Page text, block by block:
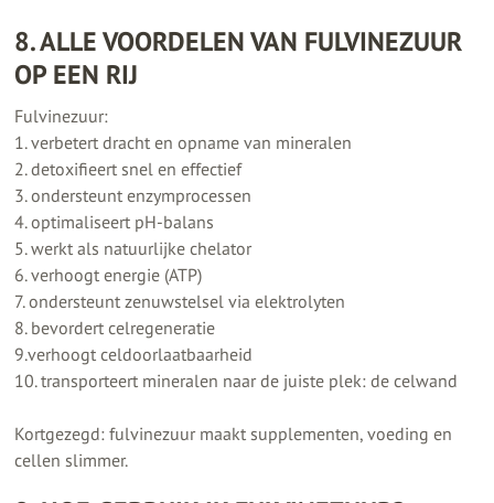
8. ALLE VOORDELEN VAN FULVINEZUUR
OP EEN RIJ
Fulvinezuur:
1. verbetert dracht en opname van mineralen
2. detoxifieert snel en effectief
3. ondersteunt enzymprocessen
4. optimaliseert pH-balans
5. werkt als natuurlijke chelator
6. verhoogt energie (ATP)
7. ondersteunt zenuwstelsel via elektrolyten
8. bevordert celregeneratie
9.verhoogt celdoorlaatbaarheid
10. transporteert mineralen naar de juiste plek: de celwand
Kortgezegd: fulvinezuur maakt supplementen, voeding en
cellen slimmer.